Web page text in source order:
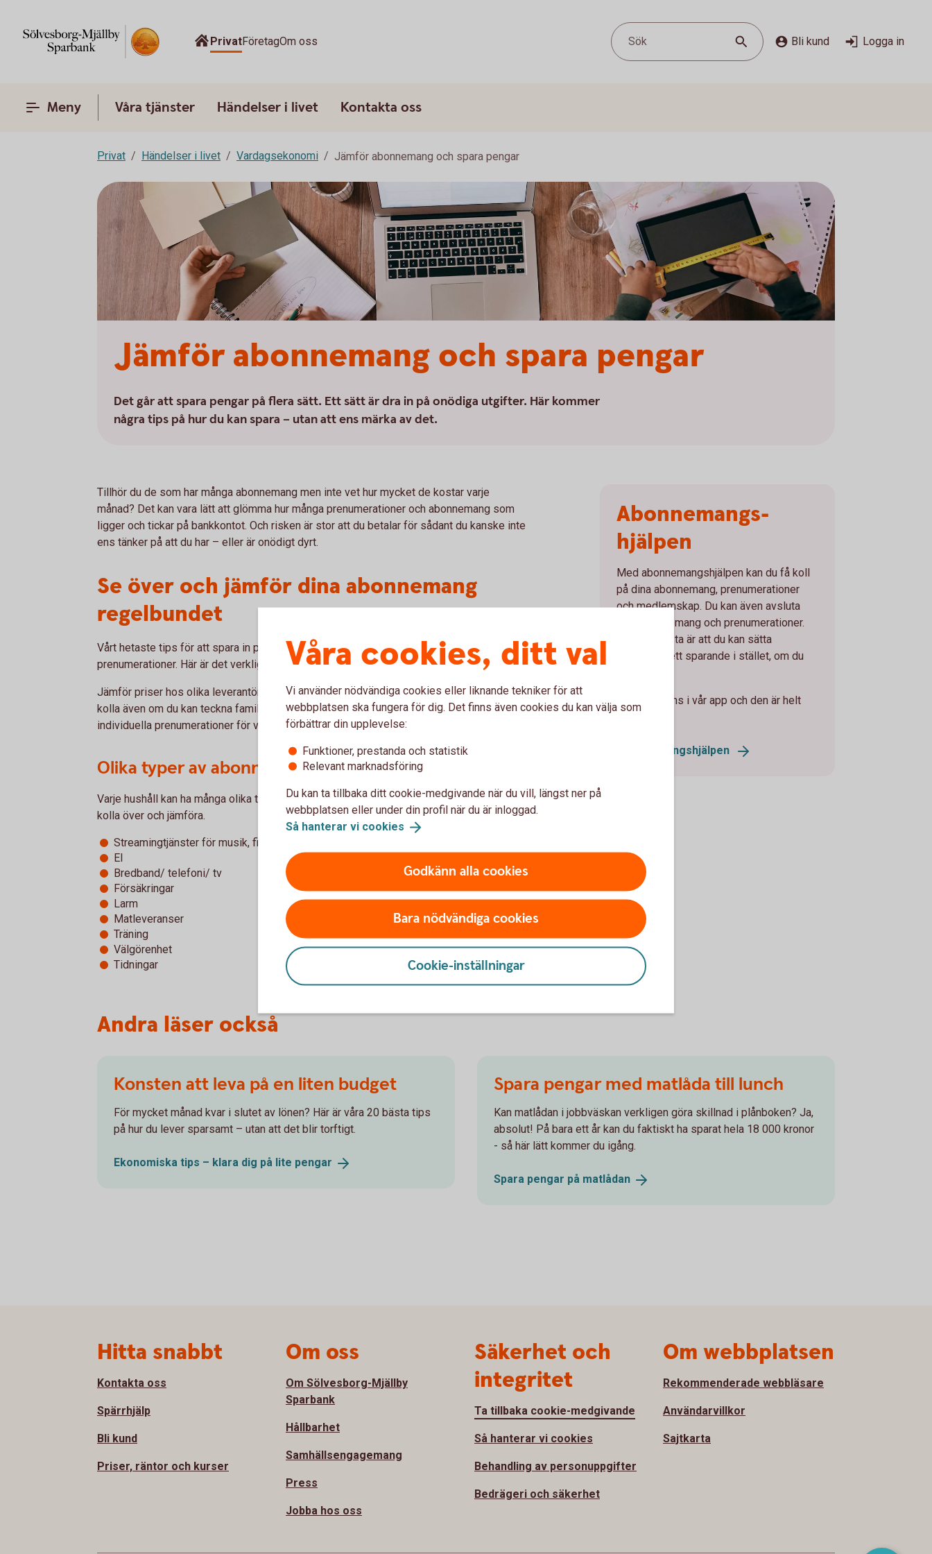
PrivatFöretagOm oss Sök Bli kund Logga in
Meny Våra tjänster Händelser i livet Kontakta oss
Privat Händelser i livet Vardagsekonomi Jämför abonnemang och spara pengar
Jämför abonne­mang och spara pengar
Det går att spara pengar på flera sätt. Ett sätt är dra in på onödiga utgifter. Här kommer
några tips på hur du kan spara – utan att ens märka av det.
Tillhör du de som har många abonnemang men inte vet hur mycket de kostar varje
månad? Det kan vara lätt att glömma hur många prenumerationer och abonnemang som
ligger och tickar på bankkontot. Och risken är stor att du betalar för sådant du kanske inte
ens tänker på att du har – eller är onödigt dyrt.
Se över och jämför dina abonnemang
regelbundet
Vårt hetaste tips för att spara in pengar är att regelbundet se över dina tjänster och
prenumerationer. Här är det verkligen många-bäckar-små-principen som gäller.
Jämför priser hos olika leverantörer så minskar risken att du betalar onödigt mycket. Och
kolla även om du kan teckna familjeprenumerationer på några av tjänsterna. Då slipper du
individuella prenumerationer för var och en i hushållet.
Olika typer av abonnemang
Varje hushåll kan ha många olika typer av abonnemang. Här listar vi några som du kan
kolla över och jämföra.
Streamingtjänster för musik, film och ljudböcker
El
Bredband/ telefoni/ tv
Försäkringar
Larm
Matleveranser
Träning
Välgörenhet
Tidningar
Abonnemangs­
hjälpen
Med abonnemangshjälpen kan du få koll
på dina abonnemang, prenumerationer
och medlemskap. Du kan även avsluta
dina abonnemang och prenumerationer.
Och det bästa är att du kan sätta
pengarna i ett sparande i stället, om du
Tjänsten finns i vår app och den är helt
Abonnemangshjälpen
Andra läser också
Konsten att leva på en liten budget
För mycket månad kvar i slutet av lönen? Här är våra 20 bästa tips
på hur du lever sparsamt – utan att det blir torftigt.
Ekonomiska tips – klara dig på lite pengar
Spara pengar med matlåda till lunch
Kan matlådan i jobbväskan verkligen göra skillnad i plånboken? Ja,
absolut! På bara ett år kan du faktiskt ha sparat hela 18 000 kronor
- så här lätt kommer du igång.
Spara pengar på matlådan
Våra cookies, ditt val
Vi använder nödvändiga cookies eller liknande tekniker för att
webbplatsen ska fungera för dig. Det finns även cookies du kan välja som
förbättrar din upplevelse:
Funktioner, prestanda och statistik
Relevant marknadsföring
Du kan ta tillbaka ditt cookie-medgivande när du vill, längst ner på
webbplatsen eller under din profil när du är inloggad.
Så hanterar vi cookies
Godkänn alla cookies
Bara nödvändiga cookies
Cookie-inställningar
Hitta snabbt
Kontakta oss
Spärrhjälp
Bli kund
Priser, räntor och kurser
Om oss
Om Sölvesborg-Mjällby
Sparbank
Hållbarhet
Samhällsengagemang
Press
Jobba hos oss
Säkerhet och
integritet
Ta tillbaka cookie-medgivande
Så hanterar vi cookies
Behandling av personuppgifter
Bedrägeri och säkerhet
Om webbplatsen
Rekommenderade webbläsare
Användarvillkor
Sajtkarta